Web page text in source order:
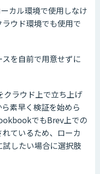
カル環境で使用しなけ
ウド環境でも使用で
を自前で用意せずに
クラウド上で立ち上げ
素早く検証を始めら
でもBrev上での
ているため、ローカ
したい場合に選択肢